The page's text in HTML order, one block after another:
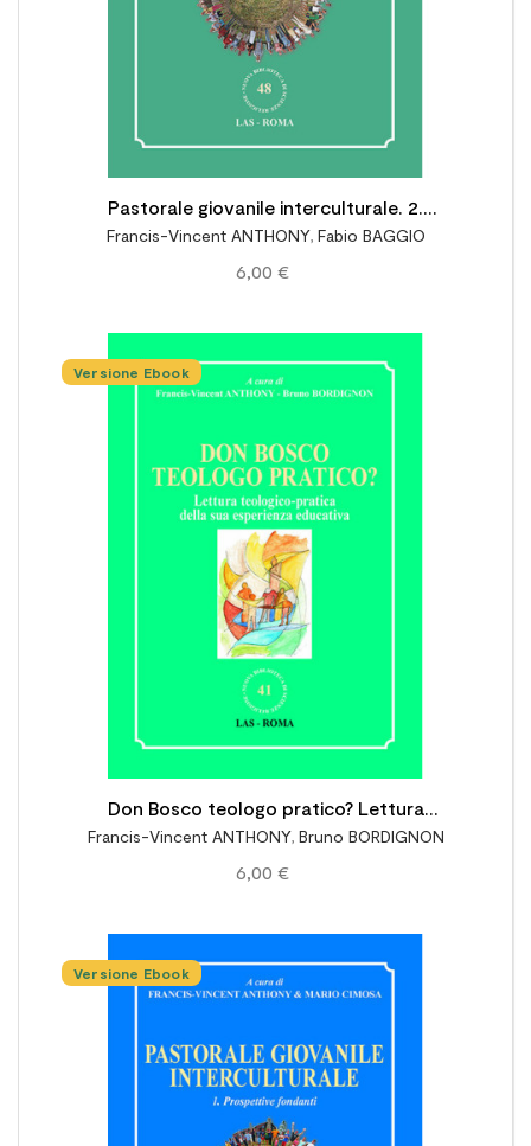
Pastorale giovanile interculturale. 2.
Migrazione: sfide e buone pratiche
Francis-Vincent ANTHONY, Fabio BAGGIO
6,00 €
Versione Ebook
Don Bosco teologo pratico? Lettura
teologico-pratica della sua esperienza
educativa
Francis-Vincent ANTHONY, Bruno BORDIGNON
6,00 €
Versione Ebook